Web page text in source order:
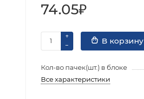
74.05₽
В корзину
Кол-во пачек(шт.) в блоке
Все характеристики